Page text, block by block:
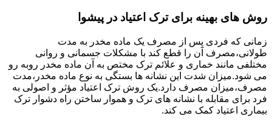
روش های بهینه برای ترک اعتیاد در پیشوا
زمانی که فردی پس از مصرف یک ماده مخدر به مدت
طولانی،مصرف آن را قطع کند با مشکلات جسمانی و روانی
مختلفی مانند خماری و علائم ترک مختص به آن ماده مخدر روبه رو
می شود.میزان شدت این نشانه ها بستگی به نوع ماده مخدر،مدت
مصرف،میزان مصرف دارد.یک روش ترک اعتیاد مؤثر و اصولی به
فرد برای مقابله با نشانه های ترک و هموار ساختن راه دشوار ترک
بیماری اعتیاد کمک می کند.